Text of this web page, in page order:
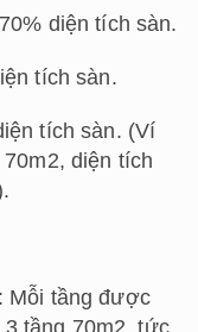
diện tích sàn.
tích sàn.
tích sàn. (Ví
diện tích
Mỗi tầng được
tầng 70m2, tức